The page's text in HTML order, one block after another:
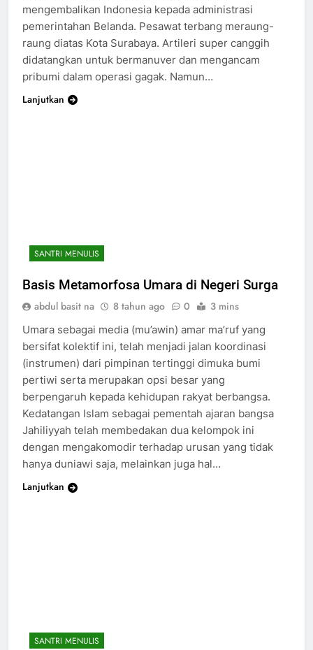
mengembalikan Indonesia kepada administrasi
pemerintahan Belanda. Pesawat terbang meraung-
raung diatas Kota Surabaya. Artileri super canggih
didatangkan untuk bermanuver dan mengancam
pribumi dalam operasi gagak. Namun…
Lanjutkan
SANTRI MENULIS
Basis Metamorfosa Umara di Negeri Surga
abdul basit na 8 tahun ago 0 3 mins
Umara sebagai media (mu’awin) amar ma’ruf yang
bersifat kolektif ini, telah menjadi jalan koordinasi
(instrumen) dari pimpinan tertinggi dimuka bumi
pertiwi serta merupakan opsi besar yang
berpengaruh kepada kehidupan rakyat berbangsa.
Kedatangan Islam sebagai pementah ajaran bangsa
Jahiliyyah telah membedakan dua kelompok ini
dengan mengakomodir terhadap urusan yang tidak
hanya duniawi saja, melainkan juga hal…
Lanjutkan
SANTRI MENULIS